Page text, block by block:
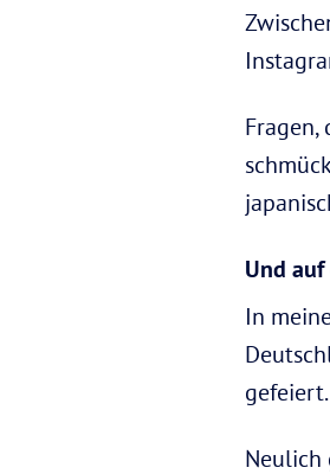
Fragen,
Und
In
gefeiert.
Neulich